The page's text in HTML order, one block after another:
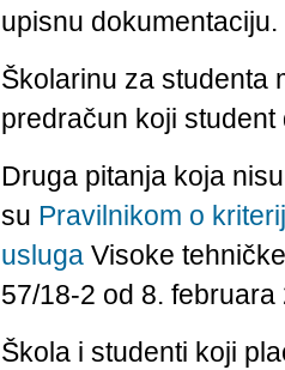
upisnu dokumentaciju.
Školarinu za studenta
predračun koji
Druga pitanja koja
su Pravilnikom o
usluga Visoke
57/18-2 od 8. februara
Škola i studenti koji